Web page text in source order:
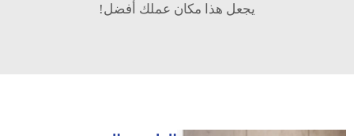
يجعل هذا مكان عملك أفضل!